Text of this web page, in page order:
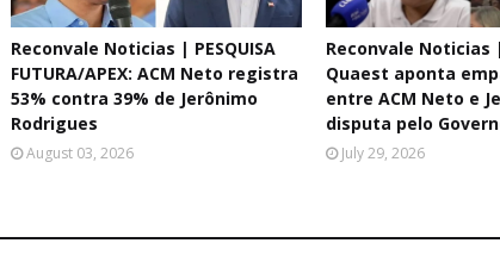
Reconvale Noticias | PESQUISA
FUTURA/APEX: ACM Neto registra
53% contra 39% de Jerônimo
Rodrigues
August 03, 2026
Reconvale Noticias
Quaest aponta
entre ACM Neto e
disputa pelo
July 29, 2026